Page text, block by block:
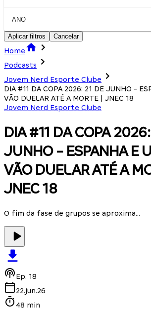
ANO
Aplicar filtros Cancelar
Home
Podcasts
Jovem Nerd Esporte Clube
DIA #11 DA COPA 2026: 21 DE JUNHO -
VÃO DUELAR ATÉ A MORTE | JNEC 18
Jovem Nerd Esporte Clube
DIA #11 DA COPA
JUNHO - ESPANHA E
VÃO DUELAR ATÉ A
JNEC 18
O fim da fase de grupos se aproxima...
Ep. 18
22.jun.26
48 min